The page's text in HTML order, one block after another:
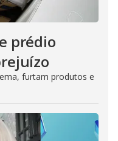
prédio
furtam produtos e